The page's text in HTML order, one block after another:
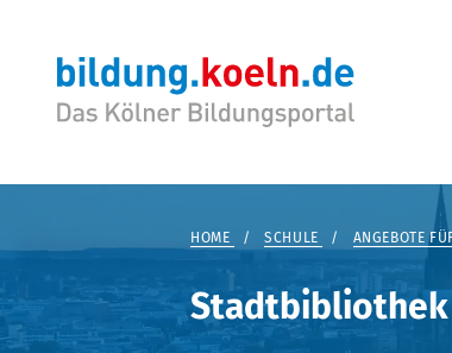
HOME / SCHULE / ANGEBOTE
Stadtbibliothek